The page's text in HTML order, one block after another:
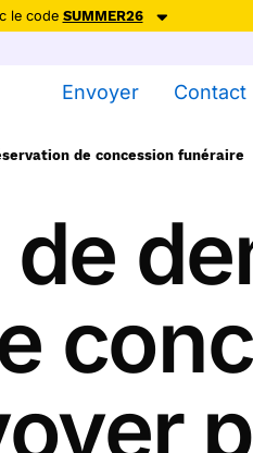
le code SUMMER26
Envoyer Contact
de concession funéraire